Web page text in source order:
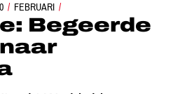
FEBRUARI
BEGEERDE AMRABAT NAAR FIORENTINA
Begeerde